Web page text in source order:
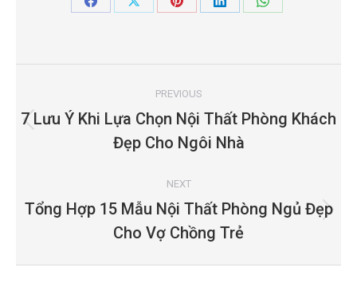
Share
Share
Share
Share
Share
PREVIOUS
Previous
project:
7 Lưu Ý Khi Lựa Chọn Nội Thất Phòng Khách
Đẹp Cho Ngôi Nhà
NEXT
Next
project:
Tổng Hợp 15 Mẫu Nội Thất Phòng Ngủ Đẹp
Cho Vợ Chồng Trẻ